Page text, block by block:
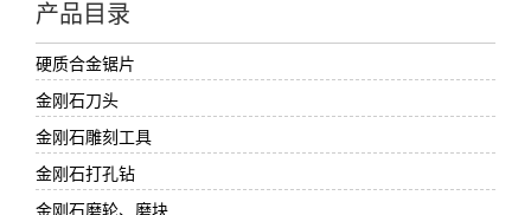
产品目录
硬质合金锯片
金刚石刀头
金刚石雕刻工具
金刚石打孔钻
金刚石磨轮、磨块